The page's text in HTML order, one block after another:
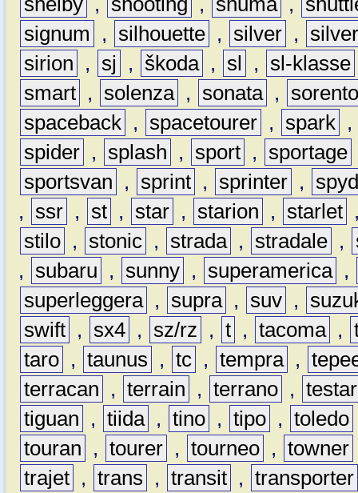
signum
, silhouette , silver ,
sirion
, sj , škoda , sl , sl-klasse
smart , solenza , sonata ,
spaceback , spacetourer , spark ,
spider , splash , sport , sportage
sportsvan
, sprint , sprinter ,
,
ssr , st , star , starion , starlet
stilo , stonic , strada , stradale ,
,
subaru , sunny , superamerica ,
superleggera , supra , suv ,
swift , sx4 , sz/rz , t , tacoma ,
taro , taunus , tc , tempra ,
terracan
, terrain , terrano ,
tiguan
, tiida , tino , tipo , toledo
touran
, tourer , tourneo , towner
trajet , trans , transit , transporter